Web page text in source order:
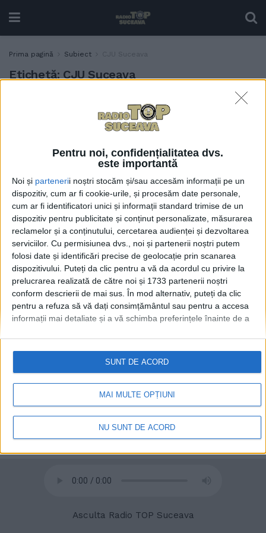
Pentru noi, confidențialitatea dvs.
este importantă
Noi și partenerii noștri stocăm și/sau accesăm informații pe un
dispozitiv, cum ar fi cookie-urile, și procesăm date personale,
cum ar fi identificatori unici și informații standard trimise de un
dispozitiv pentru publicitate și conținut personalizate, măsurarea
reclamelor și a conținutului, cercetarea audienței și dezvoltarea
serviciilor. Cu permisiunea dvs., noi și partenerii noștri putem
folosi date și identificări precise de geolocație prin scanarea
dispozitivului. Puteți da clic pentru a vă da acordul cu privire la
prelucrarea realizată de către noi și 1733 partenerii noștri
conform descrierii de mai sus. În mod alternativ, puteți da clic
pentru a refuza să vă dați consimțământul sau pentru a accesa
informații mai detaliate și a vă schimba preferințele înainte de a
retrageți consimțământul în orice moment, revenind la acest site
și făcând clic pe butonul "Confidențialitate" din partea de jos a
paginii web.
MAI MULTE OPȚIUNI
NU SUNT DE ACORD
SUNT DE ACORD
Prima pagină Subiect CJU Suceava
Etichetă: CJU Suceava
Discuții în CJSU despre
incidentul de la telescaunul
din Vatra Dornei
© 2020 Radio TOP Suceava 104 FM
Asculta Radio TOP Suceava